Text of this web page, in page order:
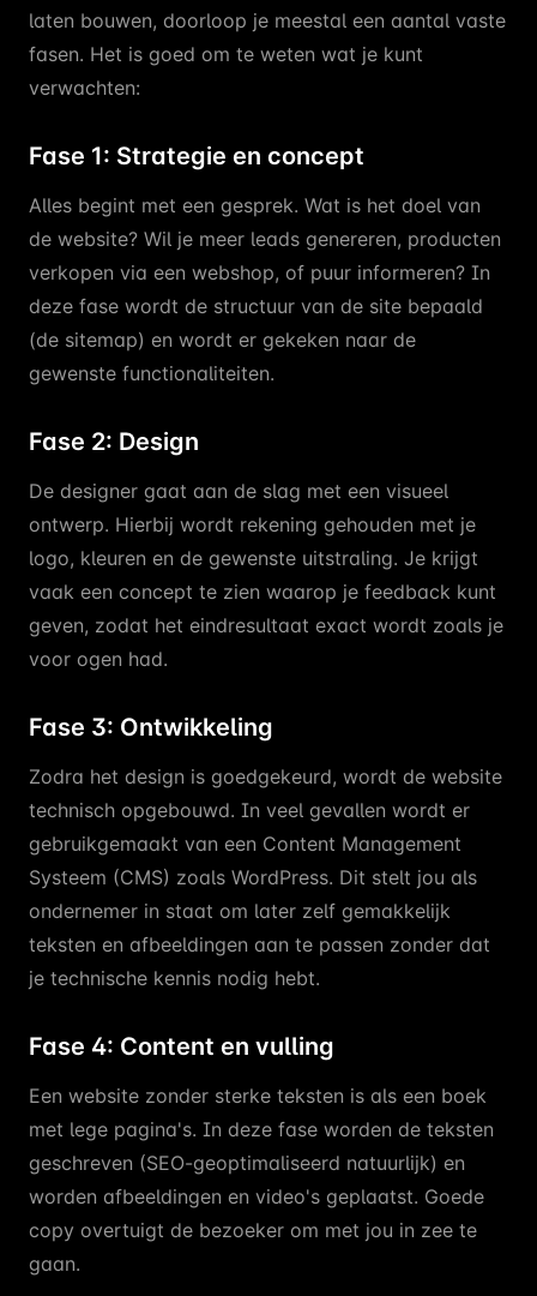
laten bouwen, doorloop je meestal een aantal vaste
fasen. Het is goed om te weten wat je kunt
verwachten:
Fase 1: Strategie en concept
Alles begint met een gesprek. Wat is het doel van
de website? Wil je meer leads genereren, producten
verkopen via een webshop, of puur informeren? In
deze fase wordt de structuur van de site bepaald
(de sitemap) en wordt er gekeken naar de
gewenste functionaliteiten.
Fase 2: Design
De designer gaat aan de slag met een visueel
ontwerp. Hierbij wordt rekening gehouden met je
logo, kleuren en de gewenste uitstraling. Je krijgt
vaak een concept te zien waarop je feedback kunt
geven, zodat het eindresultaat exact wordt zoals je
voor ogen had.
Fase 3: Ontwikkeling
Zodra het design is goedgekeurd, wordt de website
technisch opgebouwd. In veel gevallen wordt er
gebruikgemaakt van een Content Management
Systeem (CMS) zoals WordPress. Dit stelt jou als
ondernemer in staat om later zelf gemakkelijk
teksten en afbeeldingen aan te passen zonder dat
je technische kennis nodig hebt.
Fase 4: Content en vulling
Een website zonder sterke teksten is als een boek
met lege pagina's. In deze fase worden de teksten
geschreven (SEO-geoptimaliseerd natuurlijk) en
worden afbeeldingen en video's geplaatst. Goede
copy overtuigt de bezoeker om met jou in zee te
gaan.